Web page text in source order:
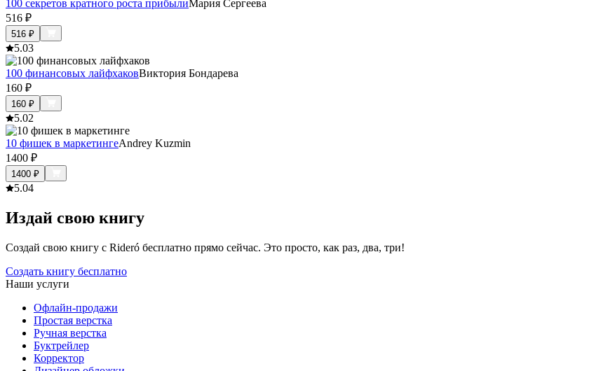
100 секретов кратного роста прибылиМария Сергеева
516 ₽
516 ₽
5.03
100 финансовых лайфхаковВиктория Бондарева
160 ₽
160 ₽
5.02
10 фишек в маркетингеAndrey Kuzmin
1400 ₽
1400 ₽
5.04
Издай свою книгу
Создай свою книгу с Rideró бесплатно прямо сейчас. Это просто, как раз, два, три!
Создать книгу бесплатно
Наши услуги
Офлайн-продажи
Простая верстка
Ручная верстка
Буктрейлер
Корректор